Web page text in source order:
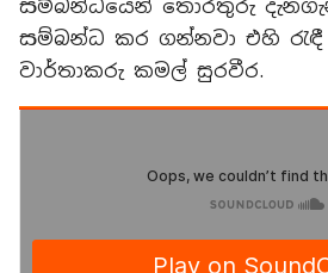
සම්බන්ධයෙන් තොරතුරු
සම්බන්ධ කර ගන්නවා එහි
වාර්තාකරු කමල් සුරවීර.